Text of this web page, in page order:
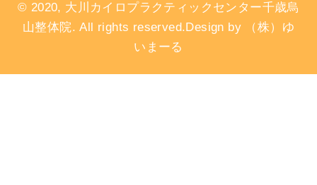
© 2020, 大川カイロプラクティックセンター千歳烏
山整体院. All rights reserved.Design by （株）ゆ
いまーる